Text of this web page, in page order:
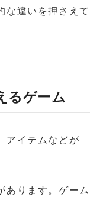
な違いを押さえて
るゲーム
アイテムなどが
あります。ゲーム